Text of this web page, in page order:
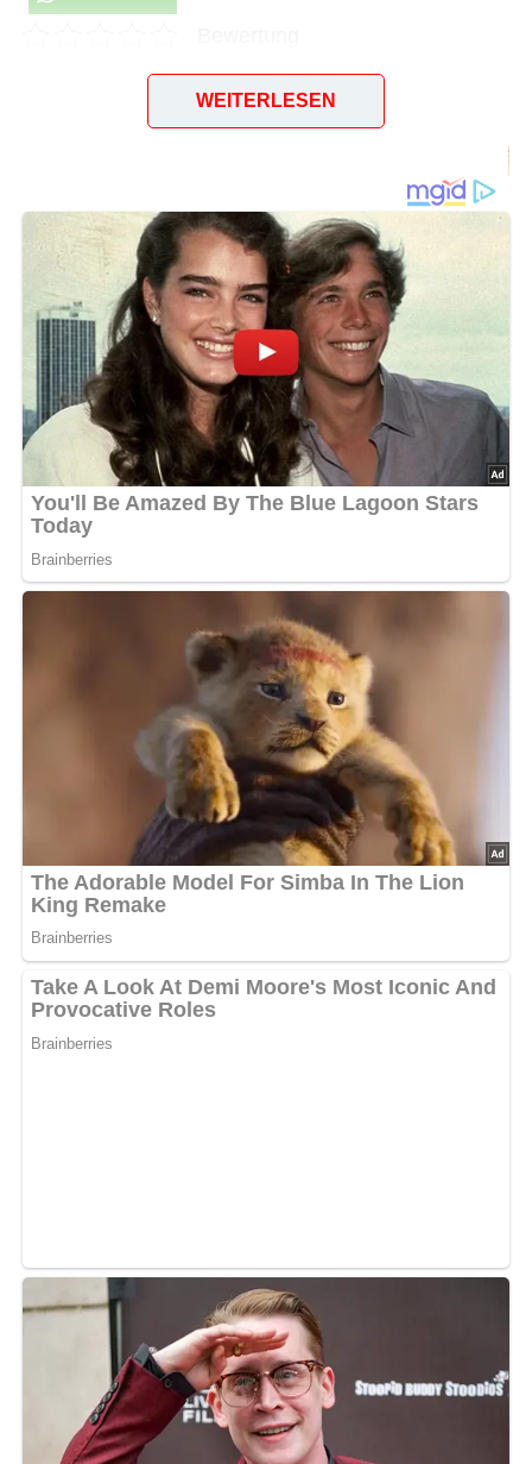
Goethestraße (Blick nach den Bahnhöfen) (1901)
Bild-Quelle: http://www.zeno.org – Contumax GmbH &
Co. KG (gemeinfrei)
WEITERLESEN